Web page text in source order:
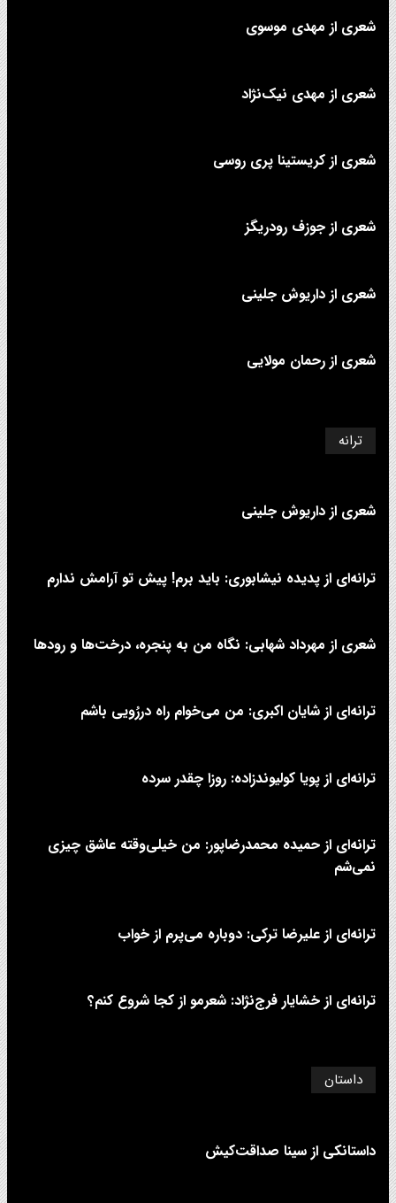
شعری از مهدی موسوی
شعری از مهدی نیک‌نژاد
شعری از کریستینا پری روسی
شعری از جوزف رودریگز
شعری از داریوش جلینی
شعری از رحمان مولایی
ترانه
شعری از داریوش جلینی
ترانه‌ای از پدیده نیشابوری: باید برم! پیش تو آرامش ندارم
شعری از مهرداد شهابی: نگاه من به پنجره، درخت‌ها و رودها
ترانه‌ای از شایان اکبری: من می‌خوام راه دررُویی باشم
ترانه‌ای از پویا کولیوندزاده: روزا چقدر سرده
ترانه‌ای از حمیده محمدرضاپور: من خیلی‌وقته عاشق چیزی
نمی‌شم
ترانه‌ای از علیرضا ترکی: دوباره می‌پرم از خواب
ترانه‌ای از خشایار فرج‌نژاد: شعرمو از کجا شروع کنم؟
داستان
داستانکی از سینا صداقت‌کیش